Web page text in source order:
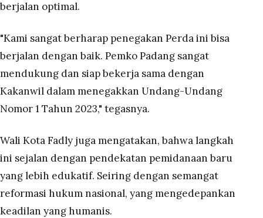
berjalan optimal.
"Kami sangat berharap penegakan Perda ini bisa
berjalan dengan baik. Pemko Padang sangat
mendukung dan siap bekerja sama dengan
Kakanwil dalam menegakkan Undang-Undang
Nomor 1 Tahun 2023," tegasnya.
Wali Kota Fadly juga mengatakan, bahwa langkah
ini sejalan dengan pendekatan pemidanaan baru
yang lebih edukatif. Seiring dengan semangat
reformasi hukum nasional, yang mengedepankan
keadilan yang humanis.